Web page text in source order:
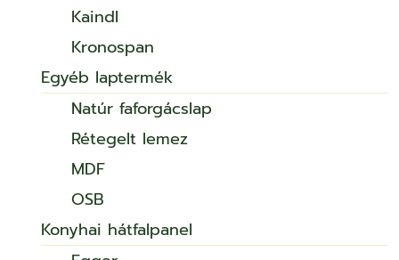
Kaindl
Kronospan
Egyéb laptermék
Natúr faforgácslap
Rétegelt lemez
MDF
OSB
Konyhai hátfalpanel